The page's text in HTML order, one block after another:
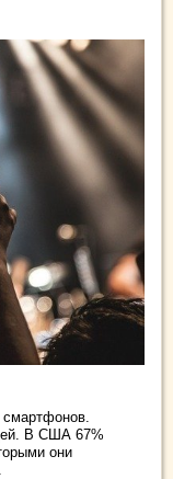
В США 67%
они